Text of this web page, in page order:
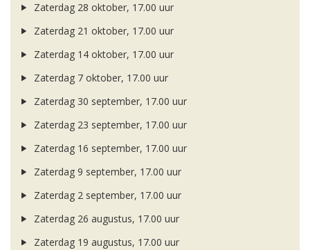
Zaterdag 28 oktober, 17.00 uur
Zaterdag 21 oktober, 17.00 uur
Zaterdag 14 oktober, 17.00 uur
Zaterdag 7 oktober, 17.00 uur
Zaterdag 30 september, 17.00 uur
Zaterdag 23 september, 17.00 uur
Zaterdag 16 september, 17.00 uur
Zaterdag 9 september, 17.00 uur
Zaterdag 2 september, 17.00 uur
Zaterdag 26 augustus, 17.00 uur
Zaterdag 19 augustus, 17.00 uur